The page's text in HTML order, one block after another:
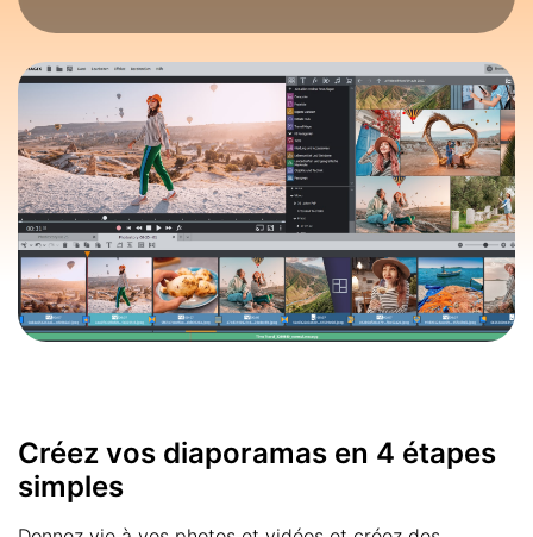
Créez vos diaporamas en 4 étapes
simples